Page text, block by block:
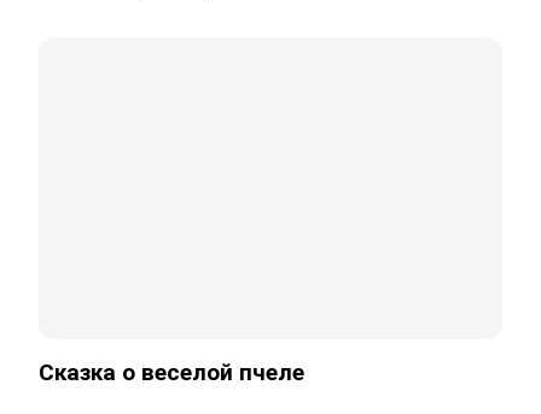
Сказка о веселой пчеле